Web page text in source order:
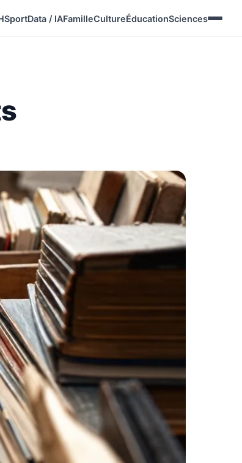
SportData / IAFamilleCultureÉducationSciences